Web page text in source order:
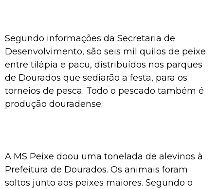
Segundo informações da Secretaria de
Desenvolvimento, são seis mil quilos de peixe
entre tilápia e pacu, distribuídos nos parques
de Dourados que sediarão a festa, para os
torneios de pesca. Todo o pescado também é
produção douradense.
A MS Peixe doou uma tonelada de alevinos à
Prefeitura de Dourados. Os animais foram
soltos junto aos peixes maiores. Segundo o